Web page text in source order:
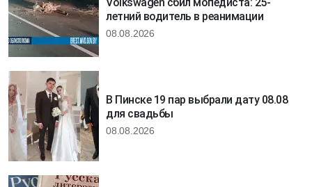
летний водитель в реанимации
08.08.2026
В Пинске 19 пар выбрали дату 08.08
для свадьбы
08.08.2026